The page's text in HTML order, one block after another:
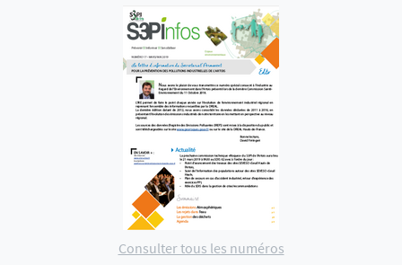
Consulter tous les numéros